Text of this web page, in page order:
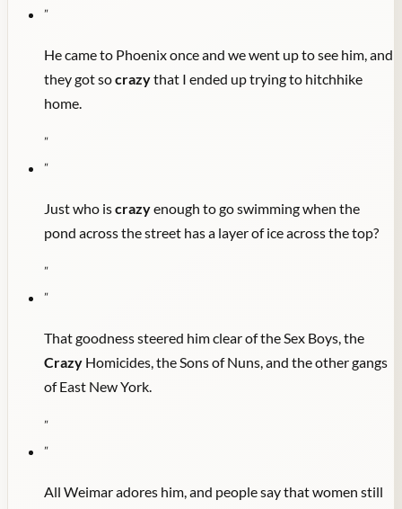
"
He came to Phoenix once and we went up to see him, and
they got socrazythat I ended up trying to hitchhike
home.
"
"
Just who iscrazyenough to go swimming when the
pond across the street has a layer of ice across the top?
"
"
That goodness steered him clear of the Sex Boys, the
Crazy Homicides, the Sons of Nuns, and the other gangs
of East New York.
"
"
All Weimar adores him, and people say that women still